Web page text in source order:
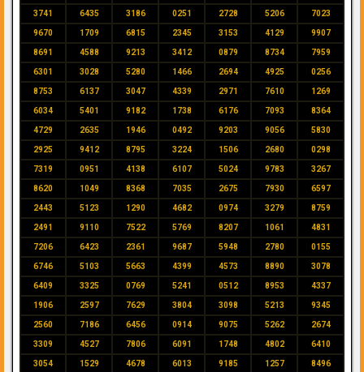
3741 6435 3186 0251 2728 5206 7023
9670 1709 6815 2345 3153 4129 9907
8691 4588 9213 3412 0879 8734 7959
6301 3028 5280 1466 2694 4925 0256
8753 6137 3047 4339 2971 7610 1269
6034 5401 9182 1738 6176 7093 8364
4729 2635 1946 0492 9203 9056 5830
2925 9412 8795 3224 1506 2680 0298
7319 0951 4138 6107 5024 9783 3267
8620 1049 8368 7035 2675 7930 6597
2443 5123 1290 4682 0974 3279 8759
2491 9110 7522 5769 8207 1061 4831
7206 6423 2361 9687 5948 2780 0155
6746 5103 5663 4399 4573 8890 3078
6409 3325 0769 5241 0512 8953 4337
1906 2597 7629 3804 3098 5213 9345
2560 7186 6456 0914 9075 5262 2674
3309 4527 7806 6091 1748 4802 6410
3054 1529 4678 6013 9185 1257 8496